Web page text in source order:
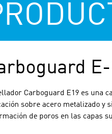
Carboguard E19 es una
sobre acero metalizado y
de poros en las capas